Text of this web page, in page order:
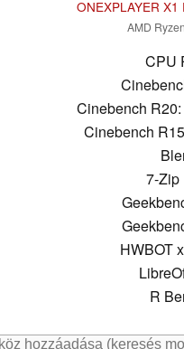
ONEXPLAYER X1
AMD
CPU
Cinebench R20:
Cinebench
7-Zip
HWBOT
R